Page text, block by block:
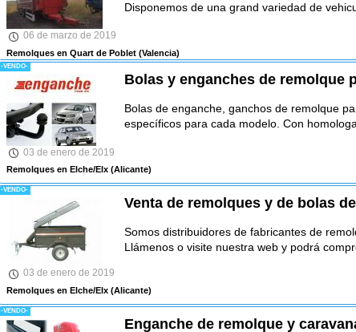
Disponemos de una grand variedad de
06 de marzo de 2019
Remolques en Quart de Poblet(Valencia)
-VENDO-
Bolas y enganches de remolque
Bolas de enganche, ganchos de remolque
específicos para cada modelo. Con
03 de enero de 2019
Remolques en Elche/Elx(Alicante)
-VENDO-
Venta de remolques y de bolas
Somos distribuidores de fabricantes de
Llámenos o visite nuestra web y podrá
03 de enero de 2019
Remolques en Elche/Elx(Alicante)
-VENDO-
Enganche de remolque y